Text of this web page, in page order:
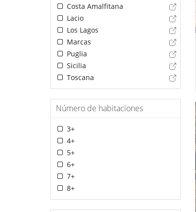
Costa Amalfitana
Lacio
Los Lagos
Marcas
Puglia
Sicilia
Toscana
Número de habitaciones
3+
4+
5+
6+
7+
8+